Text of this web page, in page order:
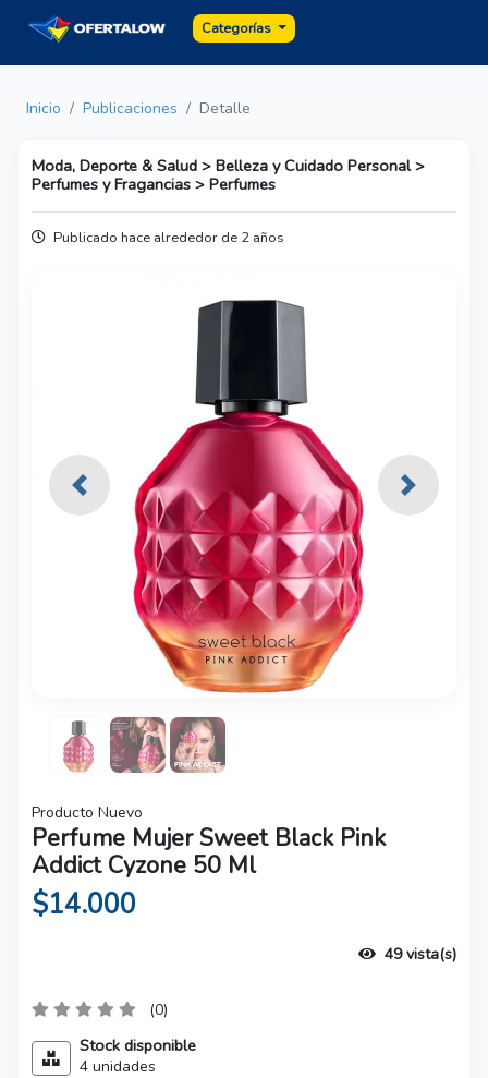
Categorías
Inicio Publicaciones Detalle
Moda, Deporte & Salud > Belleza y Cuidado Personal >
Perfumes y Fragancias > Perfumes
Publicado hace alrededor de 2 años
Previous Next
Producto Nuevo
Perfume Mujer Sweet Black Pink
Addict Cyzone 50 Ml
$14.000
49 vista(s)
(0)
Stock disponible
4 unidades